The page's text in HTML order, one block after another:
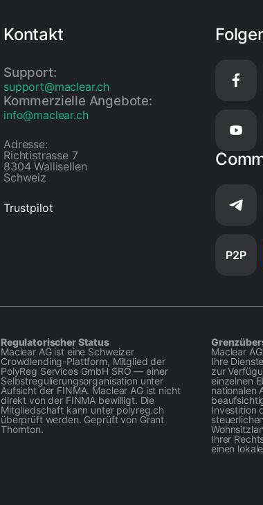
Wiederlistungsstrafen.
Kontakt
Support:
support@maclear.ch
Kommerzielle Angebote:
info@maclear.ch
Adresse:
Richtistrasse 7
8304 Wallisellen
Schweiz
Trustpilot
P2P
Regulatorischer Status
Maclear AG ist eine Schweizer
Crowdlending-Plattform, Mitglied der
PolyReg Services GmbH SRO — einer
Selbstregulierungsorganisation unter
Aufsicht der FINMA. Maclear AG ist nicht
direkt von der FINMA bewilligt. Die
Mitgliedschaft kann unter polyreg.ch
überprüft werden. Geprüft von Grant
Thornton.
Maclear
Ihre
zur
einzelnen
nationalen
Investition
Ihrer
einen